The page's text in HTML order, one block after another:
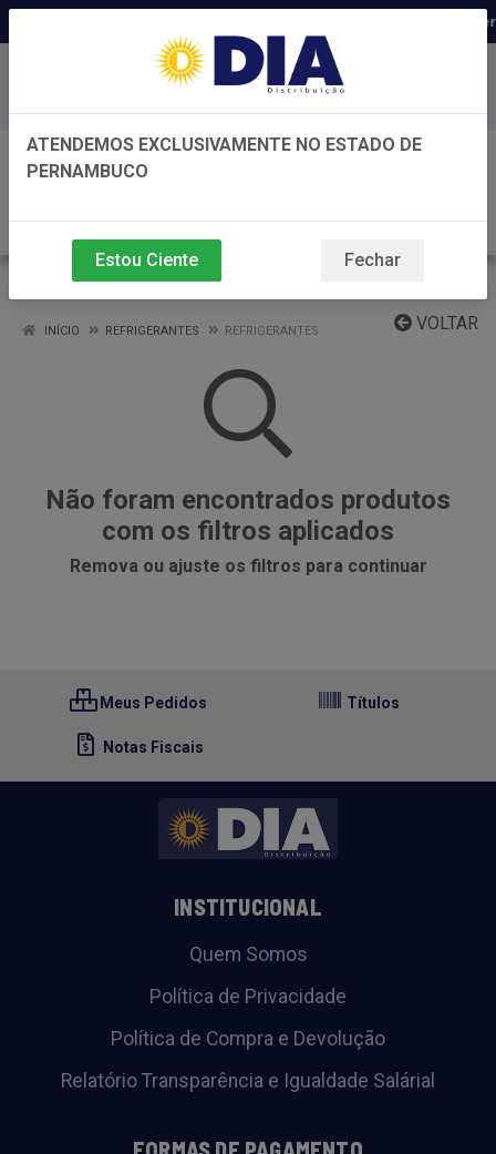
Distribuidora há 22 anos em
Baixe já nosso APP
VOLTAR
INÍCIO REFRIGERANTES REFRIGERANTES
Não foram encontrados produtos
com os filtros aplicados
Remova ou ajuste os filtros para continuar
Meus Pedidos Títulos
Notas Fiscais
ATENDEMOS EXCLUSIVAMENTE NO ESTADO DE
PERNAMBUCO
Estou Ciente Fechar
INSTITUCIONAL
Quem Somos
Política de Privacidade
Política de Compra e Devolução
Relatório Transparência e Igualdade Salárial